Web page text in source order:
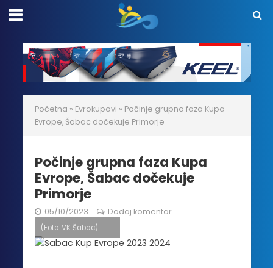
Početna » Evrokupovi » Počinje grupna faza Kupa
Evrope, Šabac dočekuje Primorje
Počinje grupna faza Kupa
Evrope, Šabac dočekuje
Primorje
05/10/2023 Dodaj komentar
(Foto: VK Šabac)